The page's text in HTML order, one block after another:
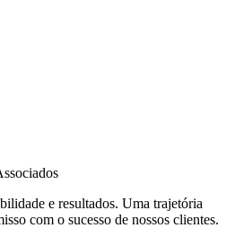
e resultados. Uma trajetória
com o sucesso de nossos clientes.